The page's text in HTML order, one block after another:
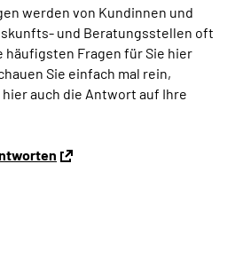
werden von Kundinnen und
und Beratungsstellen oft
häufigsten Fragen für Sie hier
Sie einfach mal rein,
auch die Antwort auf Ihre